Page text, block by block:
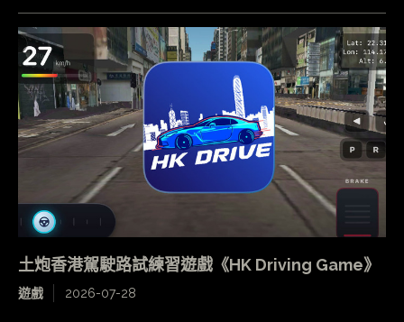
土炮香港駕駛路試練習遊戲《HK Driving Game》
遊戲 2026-07-28